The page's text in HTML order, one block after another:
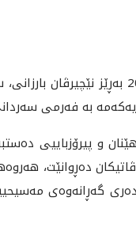
به‌يانيى ئه‌مڕۆ چوارشه‌ممه‌
به‌ فه‌رمى
و پيرۆزباييى
ده‌ڕوانێت،
گه‌ڕانه‌وه‌ى